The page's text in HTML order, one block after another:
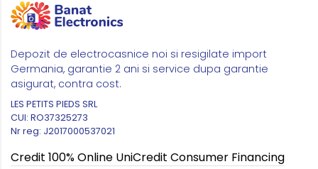
Depozit de electrocasnice noi si resigilate import
Germania, garantie 2 ani si service dupa garantie
asigurat, contra cost.
LES PETITS PIEDS SRL
CUI: RO37325273
Nr reg: J2017000537021
Credit 100% Online UniCredit Consumer Financing